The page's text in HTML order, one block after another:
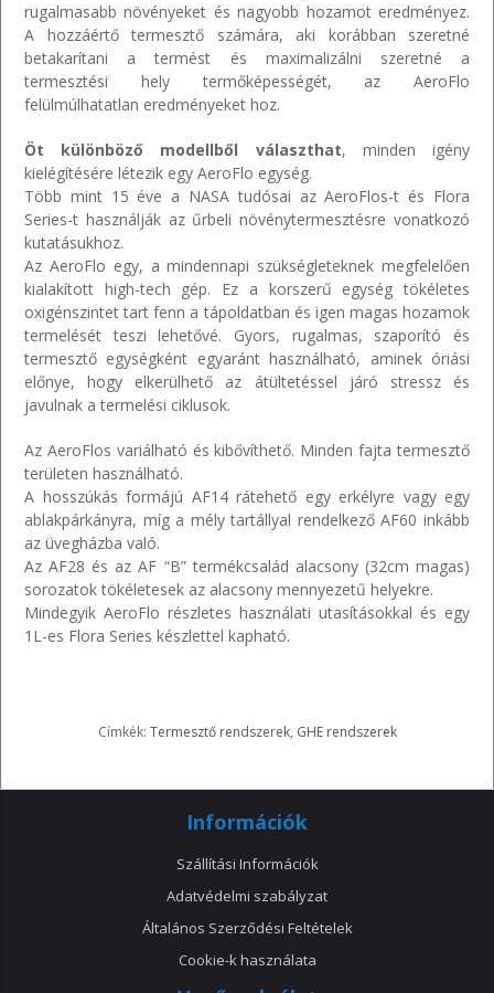
rugalmasabb növényeket és nagyobb hozamot eredményez.
A hozzáértő termesztő számára, aki korábban szeretné
betakarítani a termést és maximalizálni szeretné a
termesztési hely termőképességét, az AeroFlo
felülmúlhatatlan eredményeket hoz.
Öt különböző modellből választhat, minden igény
kielégítésére létezik egy AeroFlo egység.
Több mint 15 éve a NASA tudósai az AeroFlos-t és Flora
Series-t használják az űrbeli növénytermesztésre vonatkozó
kutatásukhoz.
Az AeroFlo egy, a mindennapi szükségleteknek megfelelően
kialakított high-tech gép. Ez a korszerű egység tökéletes
oxigénszintet tart fenn a tápoldatban és igen magas hozamok
termelését teszi lehetővé. Gyors, rugalmas, szaporító és
termesztő egységként egyaránt használható, aminek óriási
előnye, hogy elkerülhető az átültetéssel járó stressz és
javulnak a termelési ciklusok.
Az AeroFlos variálható és kibővíthető. Minden fajta termesztő
területen használható.
A hosszúkás formájú AF14 rátehető egy erkélyre vagy egy
ablakpárkányra, míg a mély tartállyal rendelkező AF60 inkább
az üvegházba való.
Az AF28 és az AF “B” termékcsalád alacsony (32cm magas)
sorozatok tökéletesek az alacsony mennyezetű helyekre.
Mindegyik AeroFlo részletes használati utasításokkal és egy
1L-es Flora Series készlettel kapható.
Címkék: Termesztő rendszerek, GHE rendszerek
Információk
Szállítási Információk
Adatvédelmi szabályzat
Általános Szerződési Feltételek
Cookie-k használata